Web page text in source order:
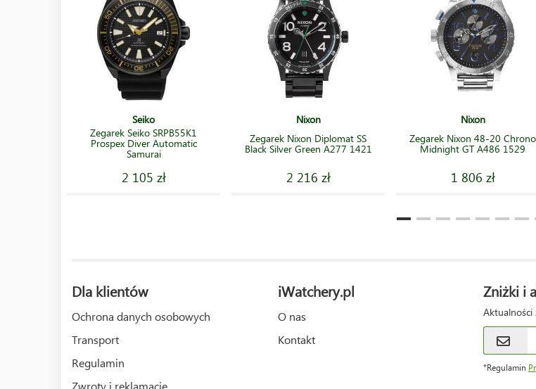
Seiko
Zegarek Seiko SRPB55K1
Prospex Diver Automatic
Samurai
2 105 zł
Nixon
Zegarek Nixon Diplomat SS
Black Silver Green A277 1421
2 216 zł
Nixon
Zegarek Nixon 48-20 Chrono
Midnight GT A486 1529
1 806 zł
Dla klientów
Ochrona danych osobowych
Transport
Regulamin
Zwroty i reklamacje
iWatchery.pl
O nas
Kontakt
Zniżki i
Aktualności
*Regulamin